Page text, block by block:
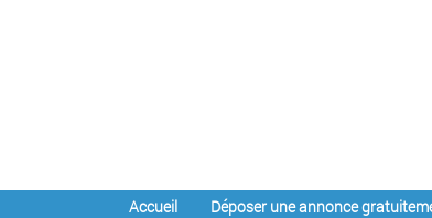
Accueil Déposer une annonce